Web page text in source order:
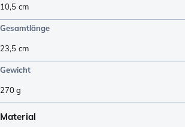
10,5 cm
Gesamtlänge
23,5 cm
Gewicht
270g
Material